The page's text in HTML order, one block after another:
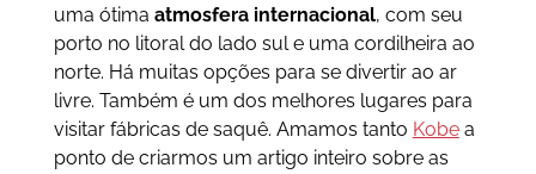
uma ótima atmosfera internacional, com seu
porto no litoral do lado sul e uma cordilheira ao
norte. Há muitas opções para se divertir ao ar
livre. Também é um dos melhores lugares para
visitar fábricas de saquê. Amamos tanto Kobea
ponto de criarmos um artigo inteiro sobre as